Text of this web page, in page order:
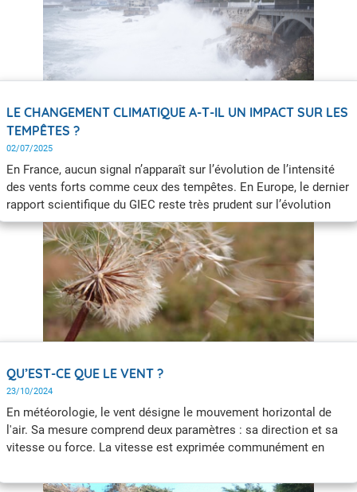
LE CHANGEMENT CLIMATIQUE A-T-IL UN IMPACT SUR LES
TEMPÊTES ?
02/07/2025
En France, aucun signal n’apparaît sur l’évolution de l’intensité
des vents forts comme ceux des tempêtes. En Europe, le dernier
rapport scientifique du GIEC reste très prudent sur l’évolution
future des tempêtes. Il n’y a que dans le nord de l’Europe que la
fréquence et l’amplitude des vents forts et des tempêtes sont
attendues à la hausse pour un réchauffement de +2 °C ou plus
dans ces régions.
QU’EST-CE QUE LE VENT ?
23/10/2024
En météorologie, le vent désigne le mouvement horizontal de
l'air. Sa mesure comprend deux paramètres : sa direction et sa
vitesse ou force. La vitesse est exprimée communément en
1,852 km/h). La mesure du vent est toujours une moyenne sur